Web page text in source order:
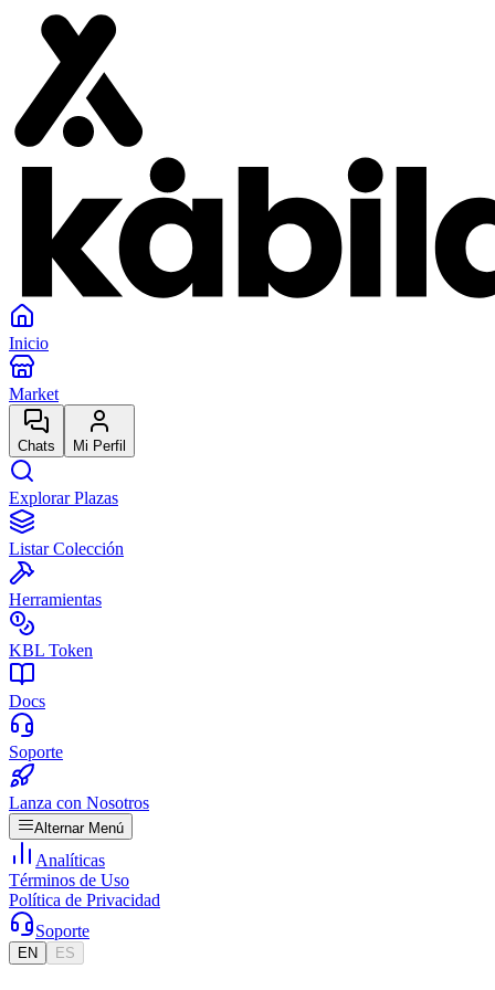
Inicio
Market
Chats Mi Perfil
Explorar Plazas
Listar Colección
Herramientas
KBL Token
Docs
Soporte
Lanza con Nosotros
Alternar Menú
Analíticas
Términos de Uso
Política de Privacidad
Soporte
EN ES